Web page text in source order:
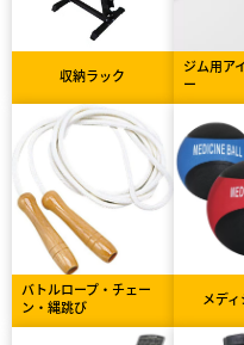
収納ラック
ジム用ア
ー
バトルロープ・チェー
ン・縄跳び
メデ